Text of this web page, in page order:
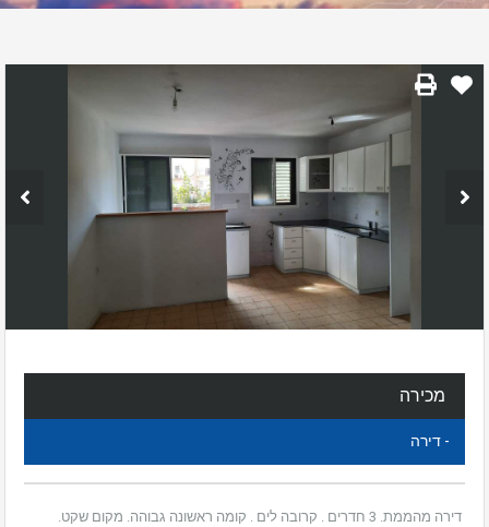
מכירה
- דירה
דירה מהממת. 3 חדרים . קרובה לים . קומה ראשונה גבוהה. מקום שקט.